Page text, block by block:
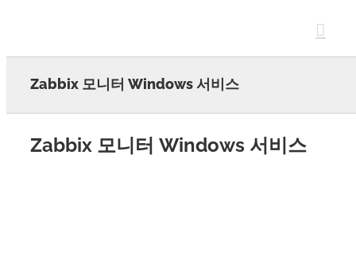
Zabbix 모니터 Windows 서비스
Zabbix 모니터 Windows 서비스